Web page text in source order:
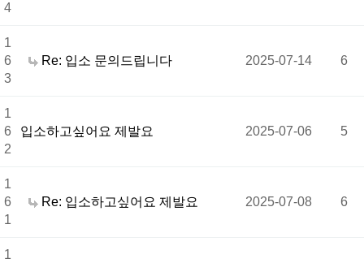
4
1
6
3
Re: 입소 문의드립니다 2025-07-14 6
1
6
2
입소하고싶어요 제발요 2025-07-06 5
1
6
1
Re: 입소하고싶어요 제발요 2025-07-08 6
1